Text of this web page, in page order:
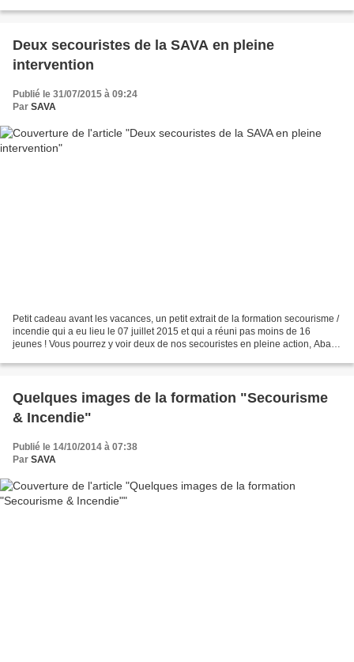
Deux secouristes de la SAVA en pleine
intervention
Publié le 31/07/2015 à 09:24
Par SAVA
Petit cadeau avant les vacances, un petit extrait de la formation secourisme /
incendie qui a eu lieu le 07 juillet 2015 et qui a réuni pas moins de 16
jeunes ! Vous pourrez y voir deux de nos secouristes en pleine action, Abas
Quelques images de la formation "Secourisme
& Incendie"
Publié le 14/10/2014 à 07:38
Par SAVA